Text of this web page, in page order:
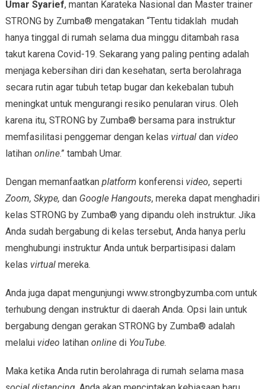
Umar Syarief, mantan Karateka Nasional dan Master trainer
STRONG by Zumba® mengatakan “Tentu tidaklah mudah
hanya tinggal di rumah selama dua minggu ditambah rasa
takut karena Covid-19. Sekarang yang paling penting adalah
menjaga kebersihan diri dan kesehatan, serta berolahraga
secara rutin agar tubuh tetap bugar dan kekebalan tubuh
meningkat untuk mengurangi resiko penularan virus. Oleh
karena itu, STRONG by Zumba® bersama para instruktur
memfasilitasi penggemar dengan kelas virtual dan video
latihan online.” tambah Umar.
Dengan memanfaatkan platform konferensi video, seperti
Zoom, Skype, dan Google Hangouts, mereka dapat menghadiri
kelas STRONG by Zumba® yang dipandu oleh instruktur. Jika
Anda sudah bergabung di kelas tersebut, Anda hanya perlu
menghubungi instruktur Anda untuk berpartisipasi dalam
kelas virtual mereka.
Anda juga dapat mengunjungi www.strongbyzumba.com untuk
terhubung dengan instruktur di daerah Anda. Opsi lain untuk
bergabung dengan gerakan STRONG by Zumba® adalah
melalui video latihan online di YouTube.
Maka ketika Anda rutin berolahraga di rumah selama masa